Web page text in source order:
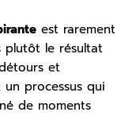
est rarement
plutôt le résultat
et
un processus qui
de moments